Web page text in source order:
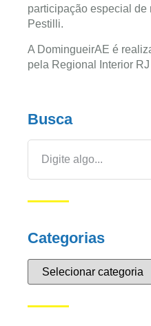
participação especial
Pestilli.
A DomingueirAE é
pela Regional Interior
Busca
Categorias